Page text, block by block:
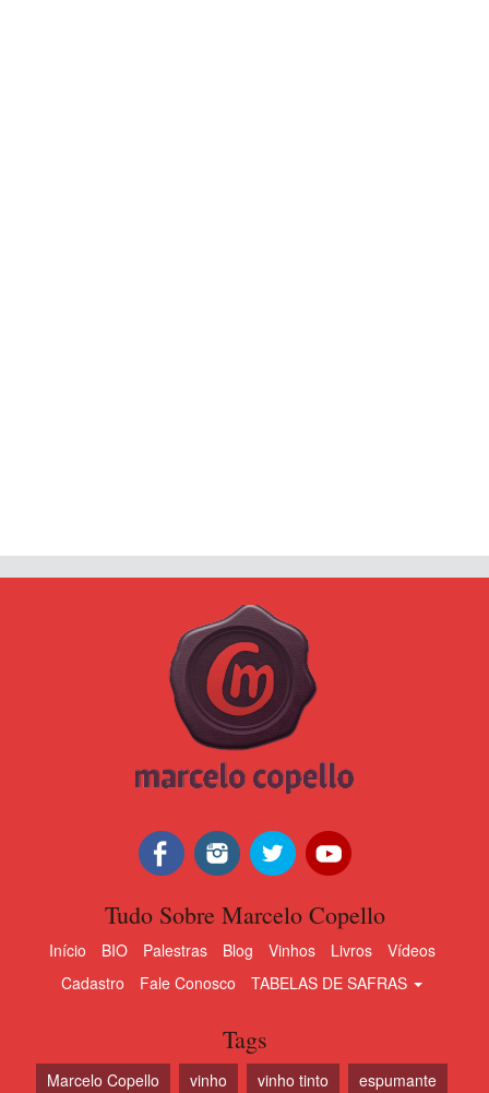
Tudo Sobre Marcelo Copello
Início BIO Palestras Blog Vinhos Livros
Vídeos
Cadastro
Fale Conosco TABELAS DE SAFRAS
Tags
Marcelo Copello vinho vinho tinto espumante